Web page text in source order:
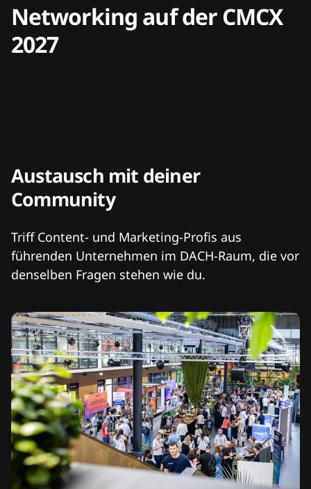
Networking auf der CMCX
2027
Austausch mit deiner
Community
Triff Content- und Marketing-Profis aus
führenden Unternehmen im DACH-Raum, die vor
denselben Fragen stehen wie du.